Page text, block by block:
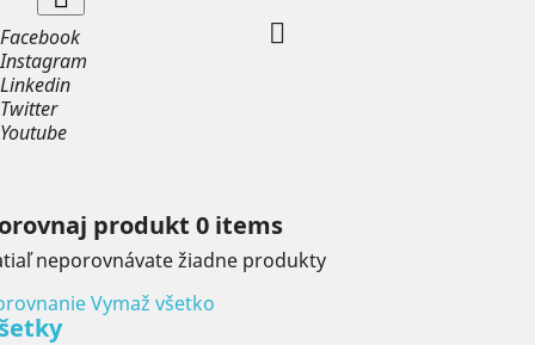

Facebook
Instagram
Linkedin
Twitter
Youtube
produkt 0 items
neporovnávate žiadne produkty
Vymaž všetko